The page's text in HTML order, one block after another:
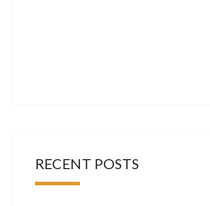
RECENT POSTS